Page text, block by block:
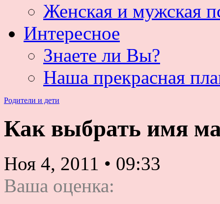
Женская и мужская
Интересное
Знаете ли Вы?
Наша прекрасная
Родители и дети
Как выбрать имя
Ноя 4, 2011 • 09:33
Ваша оценка: